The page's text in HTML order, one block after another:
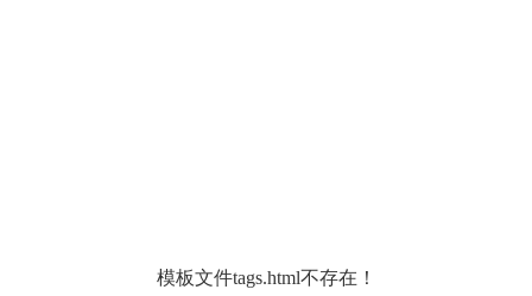
模板文件tags.html不存在！